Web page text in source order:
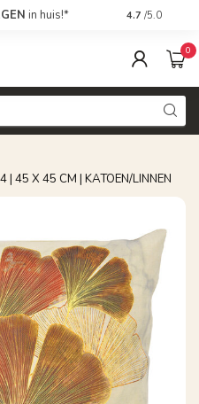
in huis!* Nu bestellen,
4.7 /5.0
0
| 45 X 45 CM | KATOEN/LINNEN